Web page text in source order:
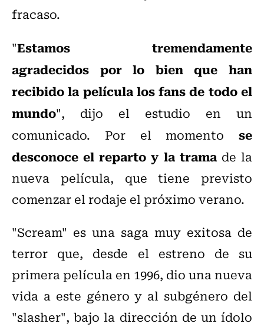
fracaso.
"Estamos tremendamente
agradecidos por lo bien que han
recibido la película los fans de todo el
mundo", dijo el estudio en un
comunicado. Por el momento se
desconoce el reparto y la tramade la
nueva película, que tiene previsto
comenzar el rodaje el próximo verano.
"Scream" es una saga muy exitosa de
terror que, desde el estreno de su
primera película en 1996, dio una nueva
vida a este género y al subgénero del
"slasher", bajo la dirección de un ídolo